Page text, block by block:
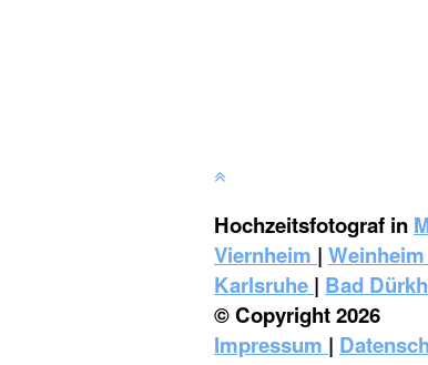
Hochzeitsfotograf in
Viernheim | Weinheim
Karlsruhe | Bad
© Copyright 2026
Impressum |